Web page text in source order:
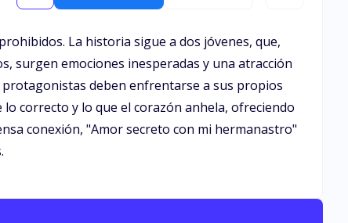
La historia sigue a dos jóvenes, que,
surgen emociones inesperadas y una atracción
protagonistas deben enfrentarse a sus propios
correcto y lo que el corazón anhela, ofreciendo
conexión, "Amor secreto con mi hermanastro"